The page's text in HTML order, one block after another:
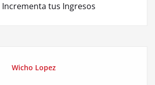
tus Ingresos
Wicho Lopez